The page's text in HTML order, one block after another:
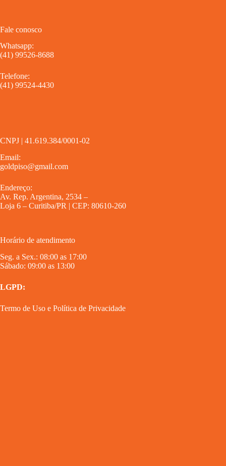
Fale conosco
Whatsapp:
(41) 99526-8688
Telefone:
(41) 99524-4430
CNPJ | 41.619.384/0001-02
Email:
goldpiso@gmail.com
Endereço:
Av. Rep. Argentina, 2534 –
Loja 6 – Curitiba/PR | CEP: 80610-260
Horário de atendimento
Seg. a Sex.: 08:00 as 17:00
Sábado: 09:00 as 13:00
LGPD:
Termo de Uso e Política de Privacidade